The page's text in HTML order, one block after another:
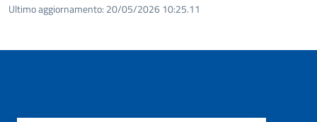
Ultimo aggiornamento: 20/05/2026 10:25.11